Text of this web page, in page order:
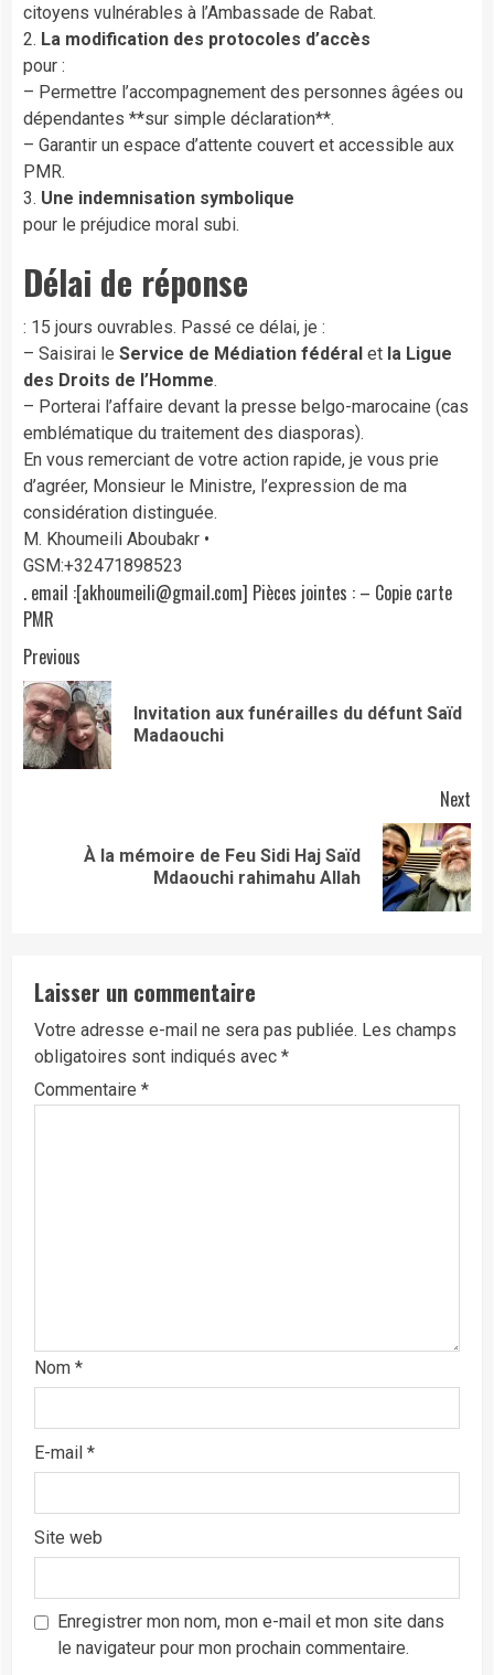
citoyens vulnérables à l’Ambassade de Rabat.
2. La modification des protocoles d’accès
pour :
– Permettre l’accompagnement des personnes âgées ou
dépendantes **sur simple déclaration**.
– Garantir un espace d’attente couvert et accessible aux
PMR.
3. Une indemnisation symbolique
pour le préjudice moral subi.
Délai de réponse
: 15 jours ouvrables. Passé ce délai, je :
– Saisirai le Service de Médiation fédéral et la Ligue
des Droits de l’Homme.
– Porterai l’affaire devant la presse belgo-marocaine (cas
emblématique du traitement des diasporas).
En vous remerciant de votre action rapide, je vous prie
d’agréer, Monsieur le Ministre, l’expression de ma
considération distinguée.
M. Khoumeili Aboubakr •
GSM:+32471898523
. email :[akhoumeili@gmail.com] Pièces jointes : – Copie carte
PMR
Continue
Reading
Previous
Invitation aux funérailles du défunt Saïd
Madaouchi
Next
À la mémoire de Feu Sidi Haj Saïd
Mdaouchi rahimahu Allah
Laisser un commentaire
Votre adresse e-mail ne sera pas publiée. Les champs
obligatoires sont indiqués avec *
Commentaire *
Nom *
E-mail *
Site web
Enregistrer mon nom, mon e-mail et mon site dans
le navigateur pour mon prochain commentaire.